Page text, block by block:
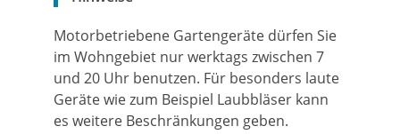
Motorbetriebene Gartengeräte dürfen Sie
im Wohngebiet nur werktags zwischen 7
und 20 Uhr benutzen. Für besonders laute
Geräte wie zum Beispiel Laubbläser kann
es weitere Beschränkungen geben.